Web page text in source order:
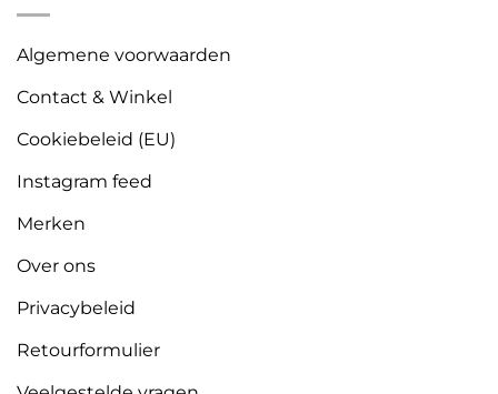
Algemene voorwaarden
Contact & Winkel
Cookiebeleid (EU)
Instagram feed
Merken
Over ons
Privacybeleid
Retourformulier